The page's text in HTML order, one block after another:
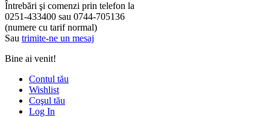
Întrebări şi comenzi prin telefon la
0251-433400 sau 0744-705136
(numere cu tarif normal)
Sau trimite-ne un mesaj
Bine ai venit!
Contul tău
Wishlist
Coşul tău
Log In